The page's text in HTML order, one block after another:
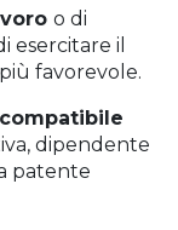
o di
esercitare il
favorevole.
compatibile
dipendente
patente